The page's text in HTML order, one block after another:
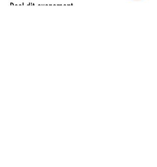
Deel dit evenement